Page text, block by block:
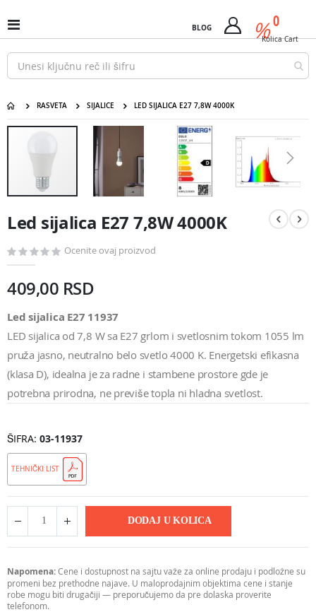
na
sadržaj
Uključi
/
isključi
Nav
BLOG %
Cart 0
Kolica Cart
RASVETA SIJALICE
LED SIJALICA E27 7,8W 4000K
galerije
Led sijalica E27 7,8W 4000K
početak
galerije
Led sijalica E27 7,8W 4000K
Ocenite ovaj proizvod
409,00 RSD
Led sijalica E27 11937
LED sijalica od 7,8 W sa E27 grlom i svetlosnim tokom 1055 lm
pruža jasno, neutralno belo svetlo 4000 K. Energetski efikasna
(klasa D), idealna je za radne i stambene prostore gde je
potrebna prirodna, ne previše topla ni hladna svetlost.
ŠIFRA 03-11937
TEHNIČKI LIST
DODAJ U KOLICA
Napomena:Cene i dostupnost na sajtu važe za online prodaju i podložne su
promeni bez prethodne najave. U maloprodajnim objektima cene i stanje
robe mogu biti drugačiji — preporučujemo da pre dolaska proverite
telefonom.